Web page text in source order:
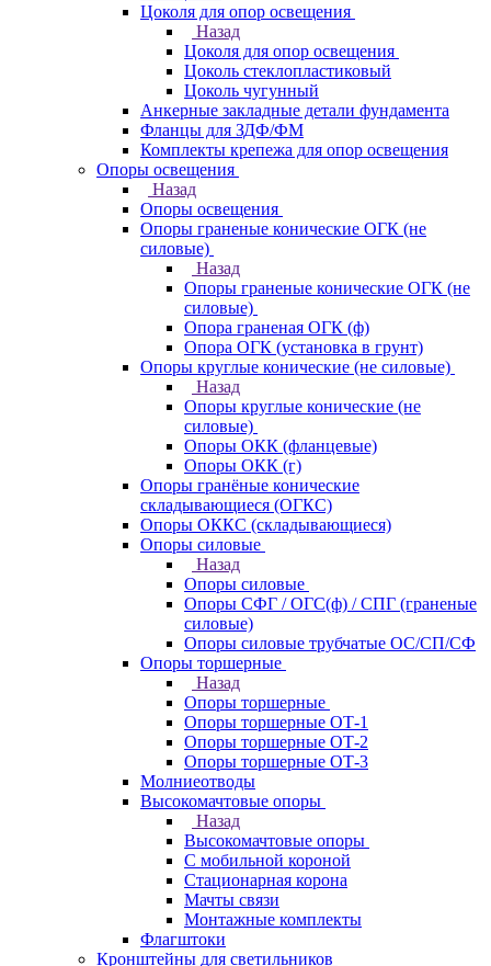
Цоколя для опор освещения
Назад
Цоколя для опор освещения
Цоколь стеклопластиковый
Цоколь чугунный
Анкерные закладные детали фундамента
Фланцы для ЗДФ/ФМ
Комплекты крепежа для опор освещения
Опоры освещения
Назад
Опоры освещения
Опоры граненые конические ОГК (не
силовые)
Назад
Опоры граненые конические ОГК (не
силовые)
Опора граненая ОГК (ф)
Опора ОГК (установка в грунт)
Опоры круглые конические (не силовые)
Назад
Опоры круглые конические (не
силовые)
Опоры ОКК (фланцевые)
Опоры ОКК (г)
Опоры гранёные конические
складывающиеся (ОГКС)
Опоры ОККС (складывающиеся)
Опоры силовые
Назад
Опоры силовые
Опоры СФГ / ОГС(ф) / СПГ (граненые
силовые)
Опоры силовые трубчатые ОС/СП/СФ
Опоры торшерные
Назад
Опоры торшерные
Опоры торшерные ОТ-1
Опоры торшерные ОТ-2
Опоры торшерные ОТ-3
Молниеотводы
Высокомачтовые опоры
Назад
Высокомачтовые опоры
С мобильной короной
Стационарная корона
Мачты связи
Монтажные комплекты
Флагштоки
Кронштейны для светильников